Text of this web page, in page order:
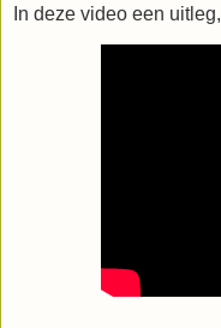
In deze video een